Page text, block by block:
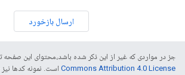
ارسال بازخورد
جز در مواردی که غیر از این ذکر شده باشد،‌محتوای این
Commons Attribution 4.0 License است. نمونه کدها